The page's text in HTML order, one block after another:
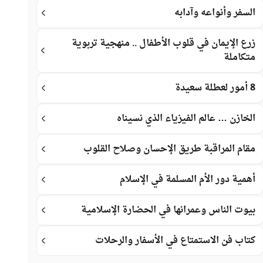
السفر وأنواعه وآدابه
زرع الإيمان في قلوب الأطفال .. منهجية تربوية
متكاملة
8 أمور لعطلة سعيدة
الخازن … عالم الفيزياء الذي نسيناه
مقام المراقبة طريق الإحسان وصلاح القلوب
أهمية دور الأم المسلمة في الإسلام
بيوت الناس وعمرانها في الحضارة الإسلامية
كتاب فن الاستمتاع في الأسفار والرحلات